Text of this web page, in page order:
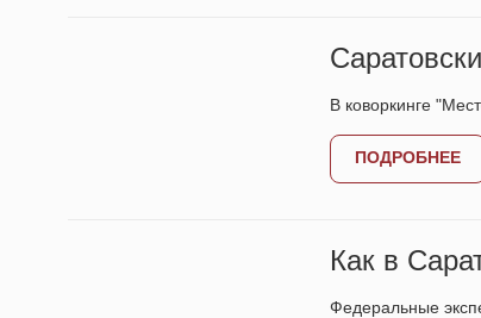
В коворкинге
ПОДРОБНЕЕ
Как в
Федеральные